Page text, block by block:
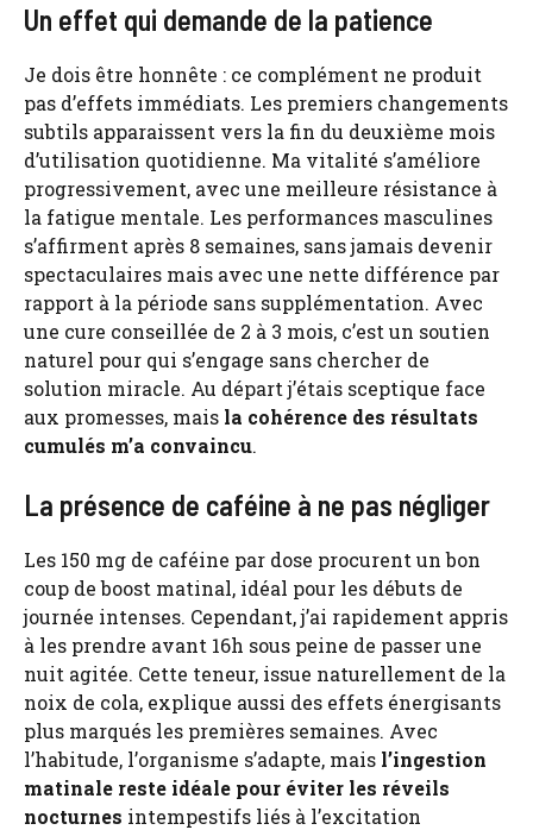
Un effet qui demande de la patience
Je dois être honnête : ce complément ne produit
pas d’effets immédiats. Les premiers changements
subtils apparaissent vers la fin du deuxième mois
d’utilisation quotidienne. Ma vitalité s’améliore
progressivement, avec une meilleure résistance à
la fatigue mentale. Les performances masculines
s’affirment après 8 semaines, sans jamais devenir
spectaculaires mais avec une nette différence par
rapport à la période sans supplémentation. Avec
une cure conseillée de 2 à 3 mois, c’est un soutien
naturel pour qui s’engage sans chercher de
solution miracle. Au départ j’étais sceptique face
aux promesses, mais la cohérence des résultats
cumulés m’a convaincu.
La présence de caféine à ne pas négliger
Les 150 mg de caféine par dose procurent un bon
coup de boost matinal, idéal pour les débuts de
journée intenses. Cependant, j’ai rapidement appris
à les prendre avant 16h sous peine de passer une
nuit agitée. Cette teneur, issue naturellement de la
noix de cola, explique aussi des effets énergisants
plus marqués les premières semaines. Avec
l’habitude, l’organisme s’adapte, mais l’ingestion
matinale reste idéale pour éviter les réveils
nocturnes intempestifs liés à l’excitation